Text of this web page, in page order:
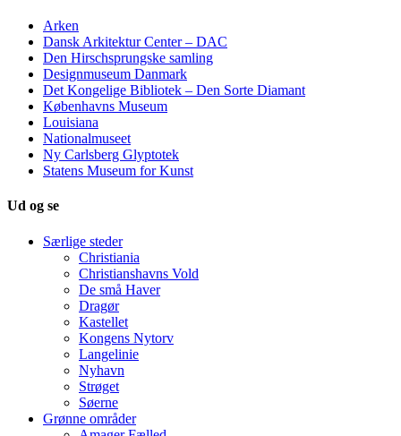
Arken
Dansk Arkitektur Center – DAC
Den Hirschsprungske samling
Designmuseum Danmark
Det Kongelige Bibliotek – Den Sorte Diamant
Københavns Museum
Louisiana
Nationalmuseet
Ny Carlsberg Glyptotek
Statens Museum for Kunst
Ud og se
Særlige steder
Christiania
Christianshavns Vold
De små Haver
Dragør
Kastellet
Kongens Nytorv
Langelinie
Nyhavn
Strøget
Søerne
Grønne områder